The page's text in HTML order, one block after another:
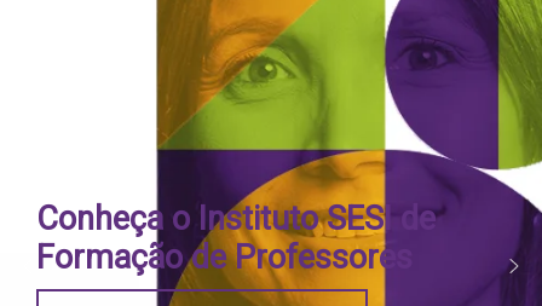
Conheça o Instituto SESI de
Formação de Professores